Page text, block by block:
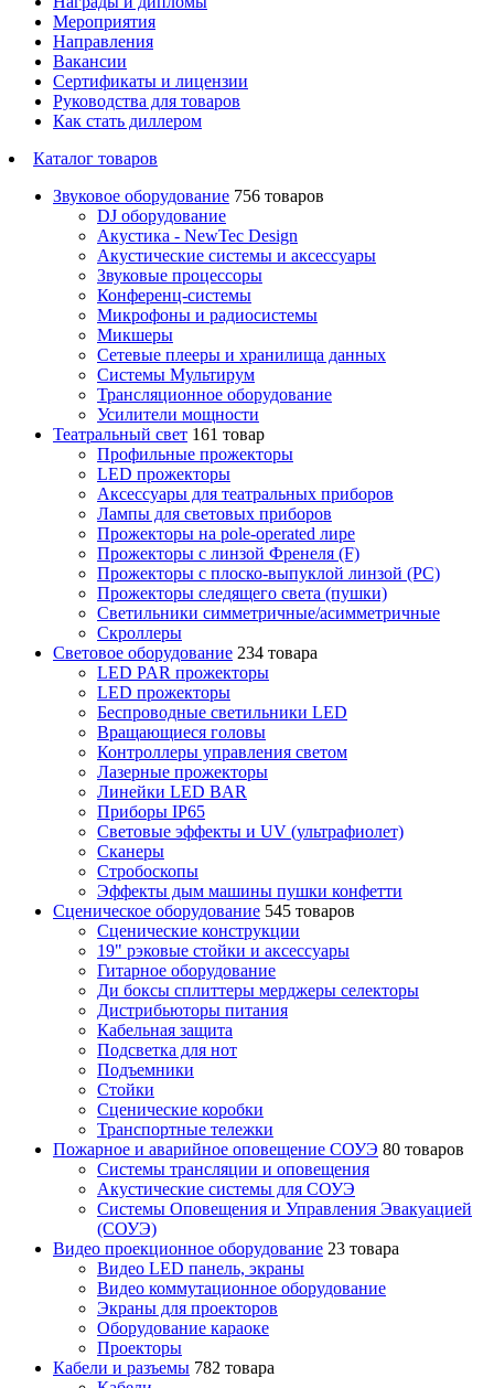
Мероприятия
Направления
Вакансии
Сертификаты и лицензии
Руководства для товаров
Как стать диллером
Каталог товаров
Звуковое оборудование 756 товаров
DJ оборудование
Акустика - NewTec Design
Акустические системы и аксессуары
Звуковые процессоры
Конференц-системы
Микрофоны и радиосистемы
Микшеры
Сетевые плееры и хранилища данных
Системы Мультирум
Трансляционное оборудование
Усилители мощности
Театральный свет 161 товар
Профильные прожекторы
LED прожекторы
Аксессуары для театральных приборов
Лампы для световых приборов
Прожекторы на pole-operated лире
Прожекторы с линзой Френеля (F)
Прожекторы с плоско-выпуклой линзой (PC)
Прожекторы следящего света (пушки)
Светильники симметричные/асимметричные
Скроллеры
Световое оборудование 234 товара
LED PAR прожекторы
LED прожекторы
Беспроводные светильники LED
Вращающиеся головы
Контроллеры управления светом
Лазерные прожекторы
Линейки LED BAR
Приборы IP65
Световые эффекты и UV (ультрафиолет)
Сканеры
Стробоскопы
Эффекты дым машины пушки конфетти
Сценическое оборудование 545 товаров
Сценические конструкции
19" рэковые стойки и аксесcуары
Гитарное оборудование
Ди боксы сплиттеры мерджеры селекторы
Дистрибьюторы питания
Кабельная защита
Подсветка для нот
Подъемники
Стойки
Сценические коробки
Транспортные тележки
Пожарное и аварийное оповещение СОУЭ 80 товаров
Cистемы трансляции и оповещения
Акустические системы для СОУЭ
Системы Оповещения и Управления Эвакуацией
(СОУЭ)
Видео проекционное оборудование 23 товара
Видео LED панель, экраны
Видео коммутационное оборудование
Экраны для проекторов
Оборудование караоке
Проекторы
Кабели и разъемы 782 товара